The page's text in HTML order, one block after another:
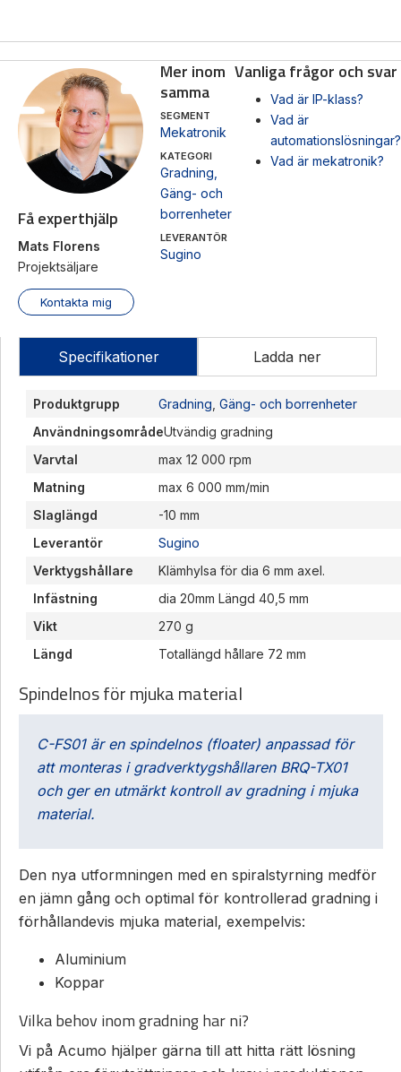
Offertförfrågan
Givare
Få experthjälp
Mats Florens
Projektsäljare
Kontakta mig
Mer inom
samma
SEGMENT
Mekatronik
KATEGORI
Gradning
Gäng- och
borrenheter
LEVERANTÖR
Sugino
Vanliga frågor och svar
Vad är IP-klass?
Vad är
automationslösningar?
Vad är mekatronik?
Specifikationer Ladda ner
Produktgrupp Gradning Gäng- och borrenheter
AnvändningsområdeUtvändig gradning
Varvtal
max 12 000 rpm
Matning
max 6 000 mm/min
Slaglängd
-10 mm
Leverantör
Sugino
Verktygshållare
Klämhylsa för dia 6 mm axel.
Infästning
dia 20mm Längd 40,5 mm
Vikt
270 g
Längd
Totallängd hållare 72 mm
Spindelnos för mjuka material
C-FS01 är en spindelnos (floater) anpassad för
att monteras i gradverktygshållaren BRQ-TX01
och ger en utmärkt kontroll av gradning i mjuka
material.
Den nya utformningen med en spiralstyrning medför
en jämn gång och optimal för kontrollerad gradning i
förhållandevis mjuka material, exempelvis:
Aluminium
Koppar
Vilka behov inom gradning har ni?
Vi på Acumo hjälper gärna till att hitta rätt lösning